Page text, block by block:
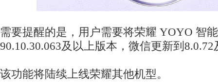
需要提醒的是，用户需要将荣耀 YOYO 智
90.10.30.063及以上版本，微信更新到
该功能将陆续上线荣耀其他机型。